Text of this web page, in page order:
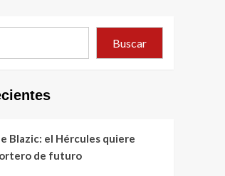
Buscar
Blazic: el Hércules quiere
de futuro